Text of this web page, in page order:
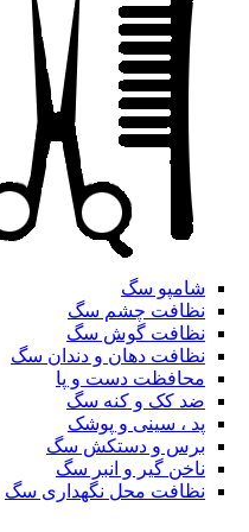
شامپو سگ
نظافت چشم سگ
نظافت گوش سگ
نظافت دهان و دندان سگ
محافظت دست و پا
ضد کک و کنه سگ
پد ، سینی و پوشک
برس و دستکش سگ
ناخن گیر و انبر سگ
نظافت محل نگهداری سگ